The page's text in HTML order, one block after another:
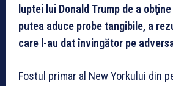
luptei lui Donald Trump de a
putea aduce probe tangibile, a
care l-au dat învingător pe
Fostul primar al New Yorkului din